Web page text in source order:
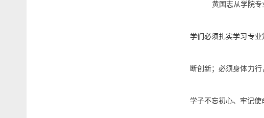
黄国志从学院专
学们必须扎实学习专业
断创新；必须身体力行
学子不忘初心、牢记使